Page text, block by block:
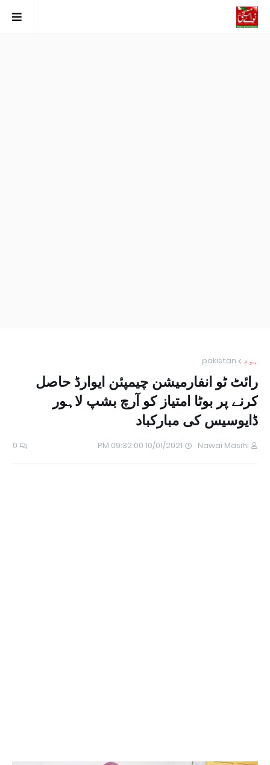
ہوم pakistan
رائٹ ٹو انفارمیشن چیمپئن ایوارڈ حاصل
کرنے پر بوٹا امتیاز کو آرچ بشپ لاہور
ڈایوسیس کی مبارکباد
Nawai Masihi
10/01/2021 09:32:00 PM
0